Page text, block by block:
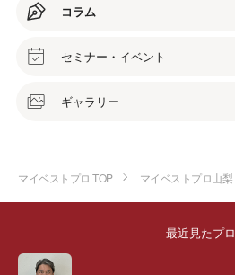
コラム
セミナー・イベント
ギャラリー
マイベストプロ TOP マイベストプロ山梨
最近見たプロ